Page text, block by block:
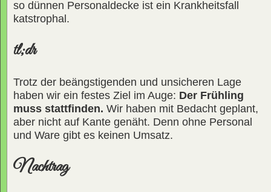
so dünnen Personaldecke ist ein Krankheitsfall
katstrophal.
tl;dr
Trotz der beängstigenden und unsicheren Lage
haben wir ein festes Ziel im Auge: Der Frühling
muss stattfinden. Wir haben mit Bedacht geplant,
aber nicht auf Kante genäht. Denn ohne Personal
und Ware gibt es keinen Umsatz.
Nachtrag